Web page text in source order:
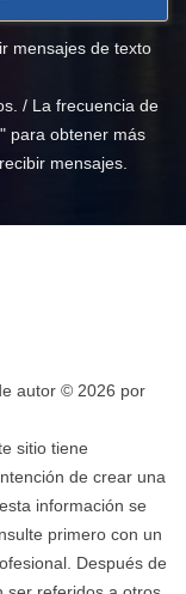
mensajes de texto
/ La frecuencia de
para obtener más
mensajes.
autor © 2026 por
sitio tiene
de crear una
información se
primero con un
Después de